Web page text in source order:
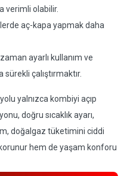
verimli olabilir.
aç-kapa yapmak daha
ayarlı kullanım ve
çalıştırmaktır.
yalnızca kombiyi açıp
doğru sıcaklık ayarı,
doğalgaz tüketimini ciddi
hem de yaşam konforu